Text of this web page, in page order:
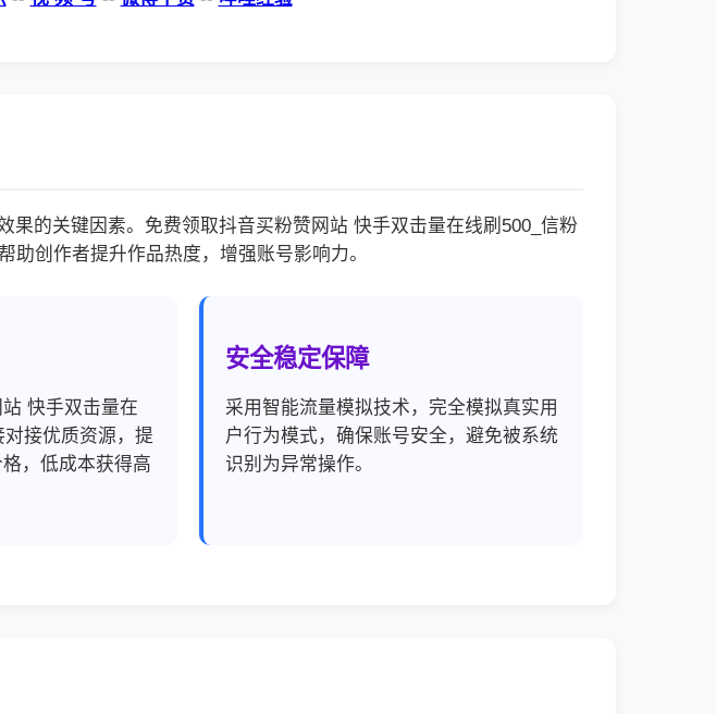
的关键因素。免费领取抖音买粉赞网站 快手双击量在线刷500_信粉
助创作者提升作品热度，增强账号影响力。
快手双击量在
接优质资源，提
，低成本获得高
安全稳定保障
采用智能流量模拟技术，完全模拟真实用
户行为模式，确保账号安全，避免被系统
识别为异常操作。